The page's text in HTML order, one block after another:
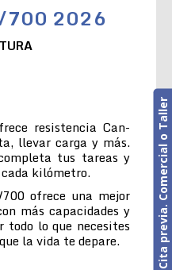
700 2026
resistencia Can-
llevar carga y más.
tus tareas y
kilómetro.
ofrece una mejor
más capacidades y
todo lo que necesites
la vida te depare. Cita previa. Comercial o Taller